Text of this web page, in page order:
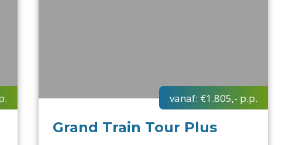
vanaf: €1.805,- p.p.
Grand Train Tour Plus